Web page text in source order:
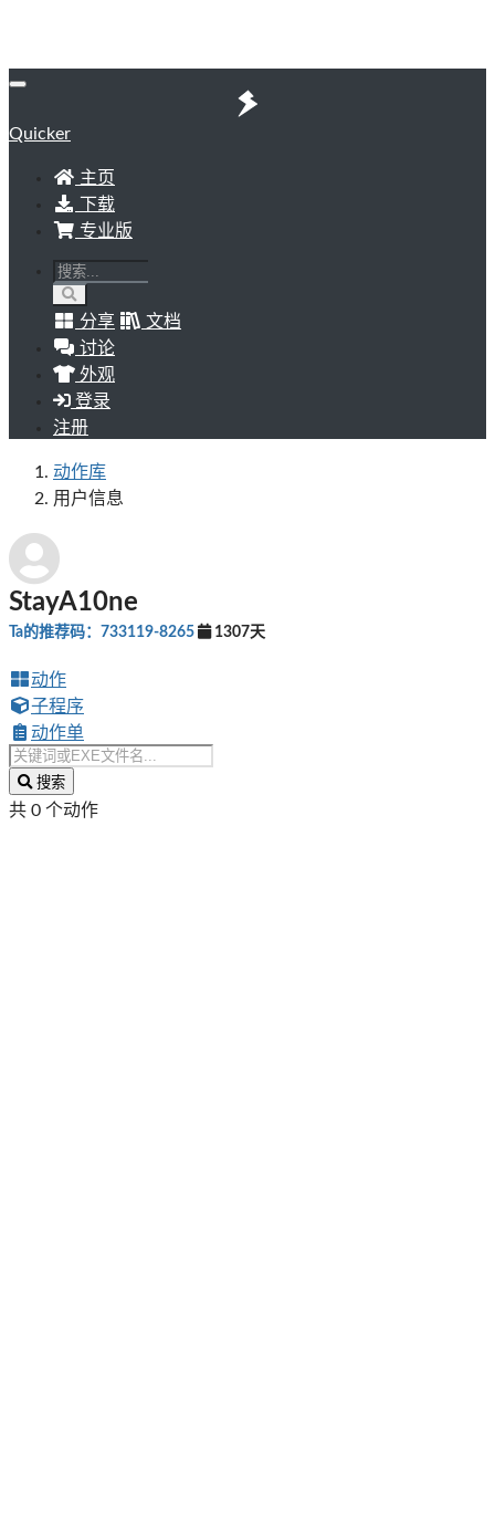
Quicker
主页
下载
专业版
分享
文档
讨论
外观
登录
注册
动作库
用户信息
StayA10ne
Ta的推荐码：733119-8265 1307天
动作
子程序
动作单
搜索
共 0 个动作